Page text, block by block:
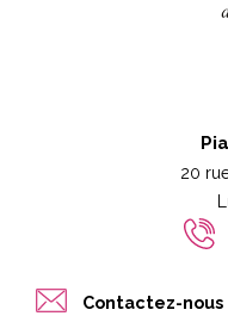
20
Contactez-nous